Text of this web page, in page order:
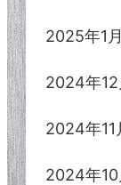
2025年1月
2024年12
2024年11
2024年10